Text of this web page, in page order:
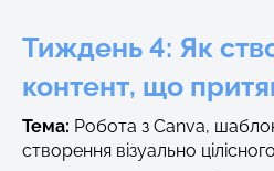
Тиждень 4: Як
контент, що
Тема: Робота з Canva,
створення візуально